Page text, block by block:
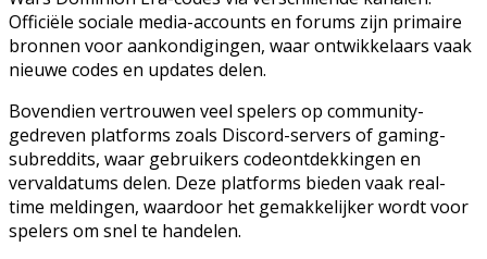
Officiële sociale media-accounts en forums zijn primaire
bronnen voor aankondigingen, waar ontwikkelaars vaak
nieuwe codes en updates delen.
Bovendien vertrouwen veel spelers op community-
gedreven platforms zoals Discord-servers of gaming-
subreddits, waar gebruikers codeontdekkingen en
vervaldatums delen. Deze platforms bieden vaak real-
time meldingen, waardoor het gemakkelijker wordt voor
spelers om snel te handelen.